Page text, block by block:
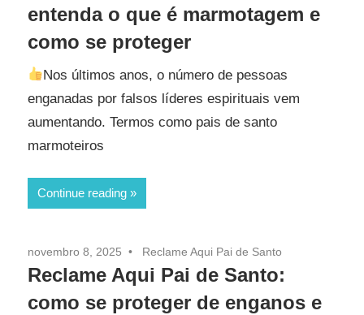
entenda o que é marmotagem e
como se proteger
Nos últimos anos, o número de pessoas
enganadas por falsos líderes espirituais vem
aumentando. Termos como pais de santo
marmoteiros
Continue reading
novembro 8, 2025 Reclame Aqui Pai de Santo
Reclame Aqui Pai de Santo:
como se proteger de enganos e